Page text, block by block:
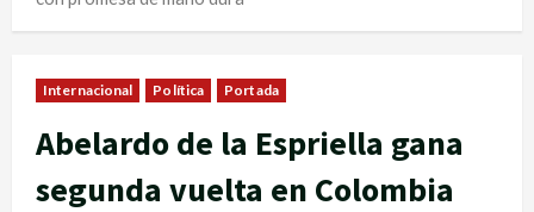
Internacional Política Portada
Abelardo de la Espriella gana
segunda vuelta en Colombia